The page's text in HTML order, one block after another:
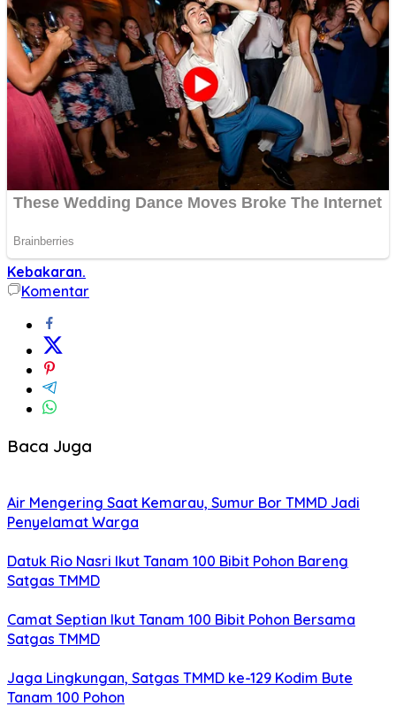
Kebakaran.
Komentar
Baca Juga
Air Mengering Saat Kemarau, Sumur Bor TMMD Jadi
Penyelamat Warga
Datuk Rio Nasri Ikut Tanam 100 Bibit Pohon Bareng
Satgas TMMD
Camat Septian Ikut Tanam 100 Bibit Pohon Bersama
Satgas TMMD
Jaga Lingkungan, Satgas TMMD ke-129 Kodim Bute
Tanam 100 Pohon